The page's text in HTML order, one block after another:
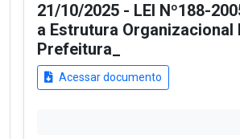
21/10/2025 - LEI Nº188-
a Estrutura Organizacional
Prefeitura_
Acessar documento